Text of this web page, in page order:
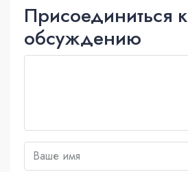
Присоединиться к
обсуждению